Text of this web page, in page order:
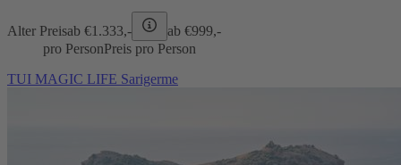
Alter Preisab €1.333,- ab €999,-
pro PersonPreis pro Person
TUI MAGIC LIFE Sarigerme